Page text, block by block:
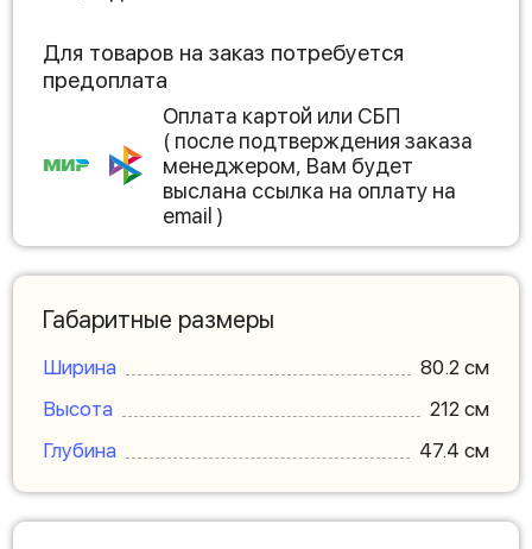
Для товаров на заказ потребуется
предоплата
Оплата картой или СБП
( после подтверждения заказа
менеджером, Вам будет
выслана ссылка на оплату на
email )
Габаритные размеры
Ширина
80.2 см
Высота
212 см
Глубина
47.4 см